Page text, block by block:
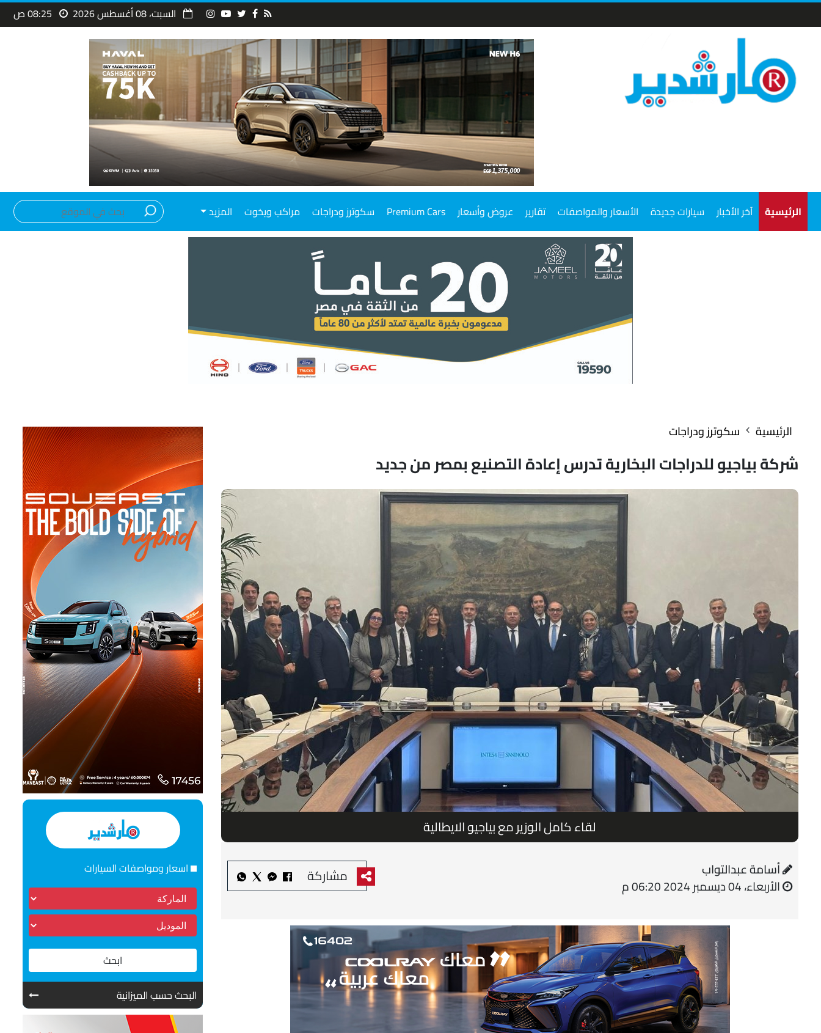
السبت، 08 أغسطس 2026
الرئيسية آخر الأخبار سيارات جديدة الأسعار والمواصفات تقارير عروض وأسعار Premium Cars سكوترز ودراجات مراكب ويخوت المزيد
الرئيسية سكوترز ودراجات
شركة بياجيو للدراجات البخارية تدرس إعادة التصنيع بمصر من جديد
لقاء كامل الوزير مع بياجيو الايطالية
أسامة عبدالتواب
الأربعاء، 04 ديسمبر 2024 06:20 م مشاركة اسعار ومواصفات السيارات
ابحث
البحث حسب الميزانية